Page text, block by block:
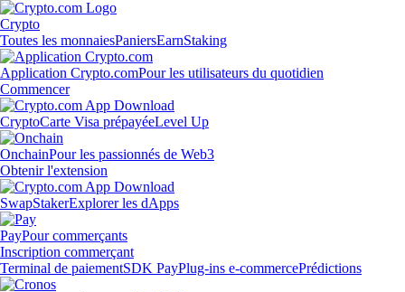
Crypto
Toutes les monnaiesPaniersEarnStaking
Application Crypto.comPour les utilisateurs du quotidien
Commencer
CryptoCarte Visa prépayéeLevel Up
OnchainPour les passionnés de Web3
Obtenir l'extension
SwapStakerExplorer les dApps
PayPour commerçants
Inscription commerçant
Terminal de paiementSDK PayPlug-ins e-commercePrédictions